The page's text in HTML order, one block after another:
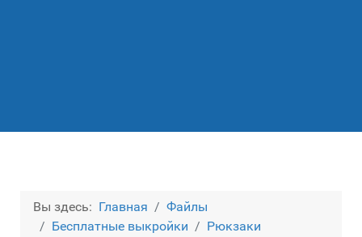
Вы здесь: Главная
Файлы
Бесплатные выкройки
Рюкзаки